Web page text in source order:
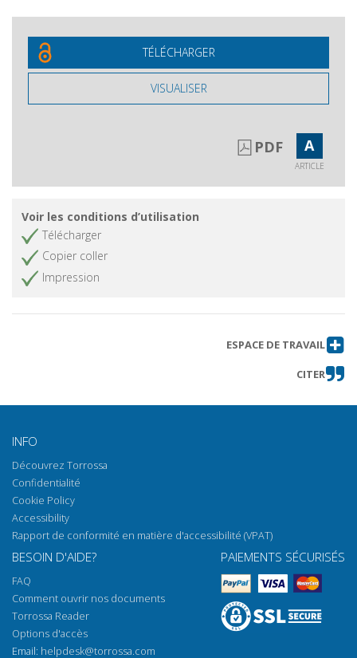
TÉLÉCHARGER
VISUALISER
PDF A
ARTICLE
Voir les conditions d’utilisation
Télécharger
Copier coller
Impression
ESPACE DE TRAVAIL
CITER
INFO
Découvrez Torrossa
Confidentialité
Cookie Policy
Accessibility
Rapport de conformité en matière d'accessibilité (VPAT)
BESOIN D'AIDE?
FAQ
Comment ouvrir nos documents
Torrossa Reader
Options d'accès
Email: helpdesk@torrossa.com
PAIEMENTS SÉCURISÉS